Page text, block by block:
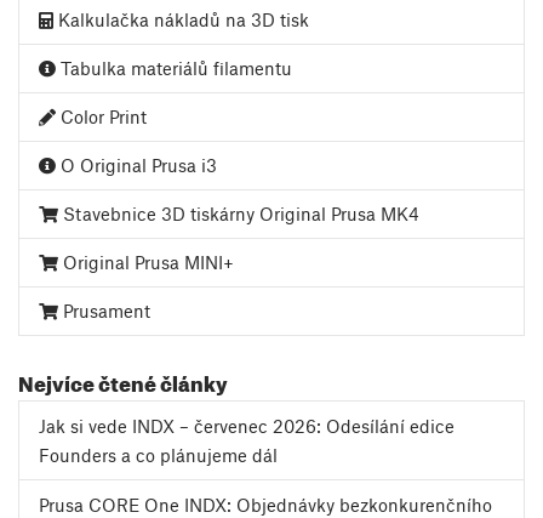
Kalkulačka nákladů na 3D tisk
Tabulka materiálů filamentu
Color Print
O Original Prusa i3
Stavebnice 3D tiskárny Original Prusa MK4
Original Prusa MINI+
Prusament
Nejvíce čtené články
Jak si vede INDX – červenec 2026: Odesílání edice
Founders a co plánujeme dál
Prusa CORE One INDX: Objednávky bezkonkurenčního